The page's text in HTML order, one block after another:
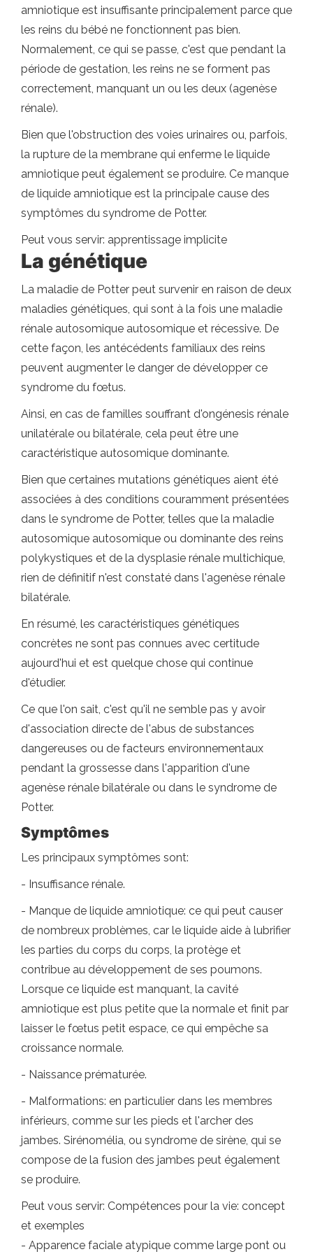
amniotique est insuffisante principalement parce que
les reins du bébé ne fonctionnent pas bien.
Normalement, ce qui se passe, c'est que pendant la
période de gestation, les reins ne se forment pas
correctement, manquant un ou les deux (agenèse
rénale).
Bien que l'obstruction des voies urinaires ou, parfois,
la rupture de la membrane qui enferme le liquide
amniotique peut également se produire. Ce manque
de liquide amniotique est la principale cause des
symptômes du syndrome de Potter.
Peut vous servir: apprentissage implicite
La génétique
La maladie de Potter peut survenir en raison de deux
maladies génétiques, qui sont à la fois une maladie
rénale autosomique autosomique et récessive. De
cette façon, les antécédents familiaux des reins
peuvent augmenter le danger de développer ce
syndrome du fœtus.
Ainsi, en cas de familles souffrant d'ongénesis rénale
unilatérale ou bilatérale, cela peut être une
caractéristique autosomique dominante.
Bien que certaines mutations génétiques aient été
associées à des conditions couramment présentées
dans le syndrome de Potter, telles que la maladie
autosomique autosomique ou dominante des reins
polykystiques et de la dysplasie rénale multichique,
rien de définitif n'est constaté dans l'agenèse rénale
bilatérale.
En résumé, les caractéristiques génétiques
concrètes ne sont pas connues avec certitude
aujourd'hui et est quelque chose qui continue
d'étudier.
Ce que l'on sait, c'est qu'il ne semble pas y avoir
d'association directe de l'abus de substances
dangereuses ou de facteurs environnementaux
pendant la grossesse dans l'apparition d'une
agenèse rénale bilatérale ou dans le syndrome de
Potter.
Symptômes
Les principaux symptômes sont:
- Insuffisance rénale.
- Manque de liquide amniotique: ce qui peut causer
de nombreux problèmes, car le liquide aide à lubrifier
les parties du corps du corps, la protège et
contribue au développement de ses poumons.
Lorsque ce liquide est manquant, la cavité
amniotique est plus petite que la normale et finit par
laisser le fœtus petit espace, ce qui empêche sa
croissance normale.
- Naissance prématurée.
- Malformations: en particulier dans les membres
inférieurs, comme sur les pieds et l'archer des
jambes. Sirénomélia, ou syndrome de sirène, qui se
compose de la fusion des jambes peut également
se produire.
Peut vous servir: Compétences pour la vie: concept
et exemples
- Apparence faciale atypique comme large pont ou